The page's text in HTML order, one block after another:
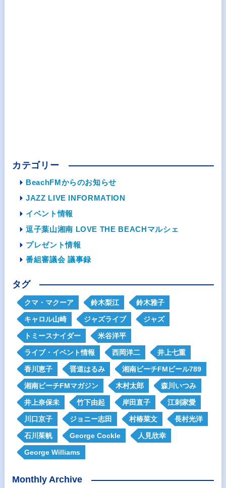
カテゴリー
BeachFMからのお知らせ
JAZZ LIVE INFORMATION
イベント情報
逗子葉山湘南 LOVE THE BEACHマルシェ
プレゼント情報
番組審議会 議事録
タグ
クマ・マクーア 鈴木梨江 鈴木雅子
キャロル山崎 ジャズライブ ジャズ
トミースナイダー 米谷洋平
ライブ・イベント情報 西岡洋二 井上七重
香川恵子 晋道はるみ 湘南ビーチFMビール789
湘南ビーチFMマガジン 木村太郎 森川いつみ
井上奈保未 竹下由起 岸田直子 江刺家愛
川口京子 ジョニー志田 村椿菜文 長村光洋
石川茱帆 George Cockle 人見欣幸
George Williams
Monthly Archive